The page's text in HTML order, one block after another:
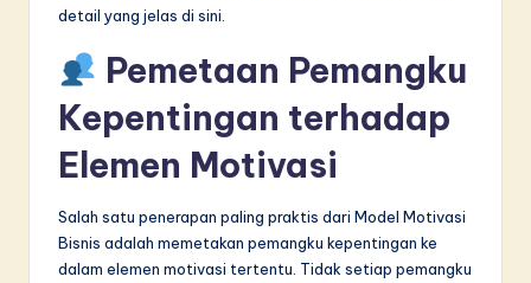
detail yang jelas di sini.
Pemetaan Pemangku
Kepentingan terhadap
Elemen Motivasi
Salah satu penerapan paling praktis dari Model Motivasi
Bisnis adalah memetakan pemangku kepentingan ke
dalam elemen motivasi tertentu. Tidak setiap pemangku